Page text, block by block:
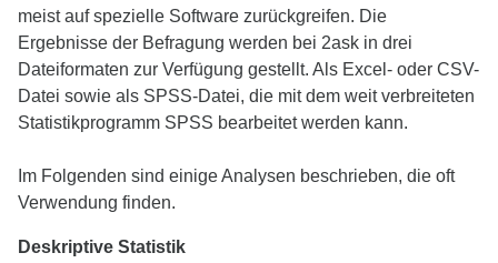
meist auf spezielle Software zurückgreifen. Die
Ergebnisse der Befragung werden bei 2ask in drei
Dateiformaten zur Verfügung gestellt. Als Excel- oder CSV-
Datei sowie als SPSS-Datei, die mit dem weit verbreiteten
Statistikprogramm SPSS bearbeitet werden kann.
Im Folgenden sind einige Analysen beschrieben, die oft
Verwendung finden.
Deskriptive Statistik